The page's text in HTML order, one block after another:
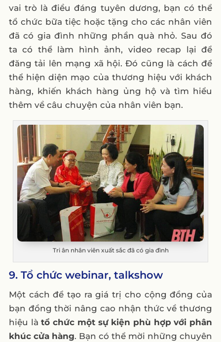
vai trò là điều đáng tuyên dương, bạn có thể
tổ chức bữa tiệc hoặc tặng cho các nhân viên
đã có gia đình những phần quà nhỏ. Sau đó
ta có thể làm hình ảnh, video recap lại để
đăng tải lên mạng xã hội. Đó cũng là cách để
thể hiện diện mạo của thương hiệu với khách
hàng, khiến khách hàng ủng hộ và tìm hiểu
thêm về câu chuyện của nhân viên bạn.
Tri ân nhân viên xuất sắc đã có gia đình
9. Tổ chức webinar, talkshow
Một cách để tạo ra giá trị cho cộng đồng của
bạn đồng thời nâng cao nhận thức về thương
hiệu làtổ chức một sự kiện phù hợp với phân
khúc cửa hàng. Bạn có thể mời những chuyên